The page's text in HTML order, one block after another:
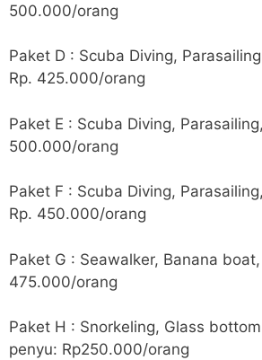
500.000/orang
Paket D : Scuba Diving,
Rp. 425.000/orang
Paket E : Scuba Diving,
500.000/orang
Paket F : Scuba Diving,
Rp. 450.000/orang
Paket G : Seawalker, Banana
475.000/orang
Paket H : Snorkeling, Glass
penyu: Rp250.000/orang